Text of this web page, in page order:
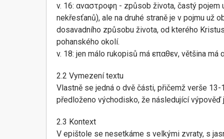
v. 16: αναστροφη - způsob života, častý pojem
nekřesťanů), ale na druhé straně je v pojmu už
dosavadního způsobu života, od kterého
pohanského okolí.
v. 18: jen málo rukopisů má επαθεν, většina
2.2 Vymezení textu
Vlastně se jedná o dvě části, přičemž verše
předloženo východisko, že následující
2.3 Kontext
V epištole se nesetkáme s velkými zvraty, s